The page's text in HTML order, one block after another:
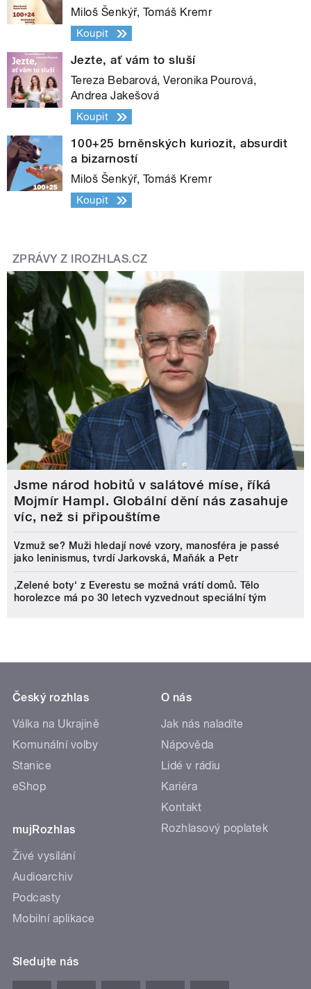
Miloš Šenkýř, Tomáš Kremr
Koupit
Jezte, ať vám to sluší
Tereza Bebarová, Veronika Pourová,
Andrea Jakešová
Koupit
100+25 brněnských kuriozit, absurdit
a bizarností
Miloš Šenkýř, Tomáš Kremr
Koupit
ZPRÁVY Z IROZHLAS.CZ
Jsme národ hobitů v salátové míse, říká
Mojmír Hampl. Globální dění nás zasahuje
víc, než si připouštíme
Vzmuž se? Muži hledají nové vzory, manosféra je passé
jako leninismus, tvrdí Jarkovská, Maňák a Petr
‚Zelené boty‘ z Everestu se možná vrátí domů. Tělo
horolezce má po 30 letech vyzvednout speciální tým
Český rozhlas
Válka na Ukrajině
Komunální volby
Stanice
eShop
mujRozhlas
Živé vysílání
Audioarchiv
Podcasty
Mobilní aplikace
O nás
Jak nás naladíte
Nápověda
Lidé v rádiu
Kariéra
Kontakt
Rozhlasový poplatek
Sledujte nás